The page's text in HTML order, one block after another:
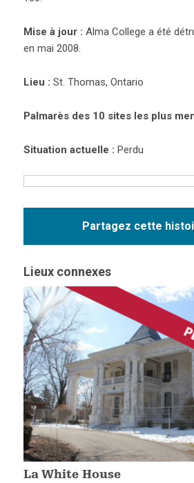
Mise à jour : Alma College a été
en mai 2008.
Lieu : St. Thomas, Ontario
Palmarès des 10 sites les plus
Situation actuelle : Perdu
Partagez cette
Lieux connexes
La White House